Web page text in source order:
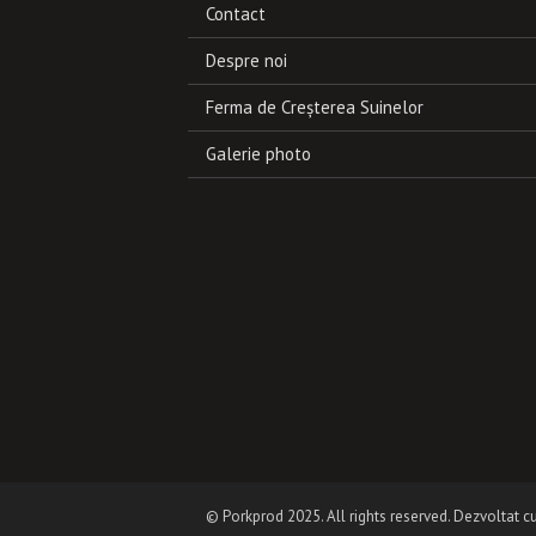
Contact
Despre noi
Ferma de Creşterea Suinelor
Galerie photo
© Porkprod 2025. All rights reserved. Dezvoltat cu